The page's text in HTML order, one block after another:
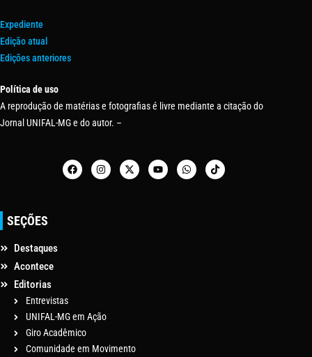
Expediente
Edição atual
Edições anteriores
Política de uso
A reprodução de matérias e fotografias é livre mediante a citação do
Jornal UNIFAL-MG e do autor. –
SEÇÕES
Destaques
Acontece
Editorias
Entrevistas
UNIFAL-MG em Ação
Giro Acadêmico
Comunidade em Movimento